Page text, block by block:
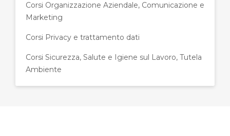
Corsi Organizzazione Aziendale, Comunicazione e
Marketing
Corsi Privacy e trattamento dati
Corsi Sicurezza, Salute e Igiene sul Lavoro, Tutela
Ambiente